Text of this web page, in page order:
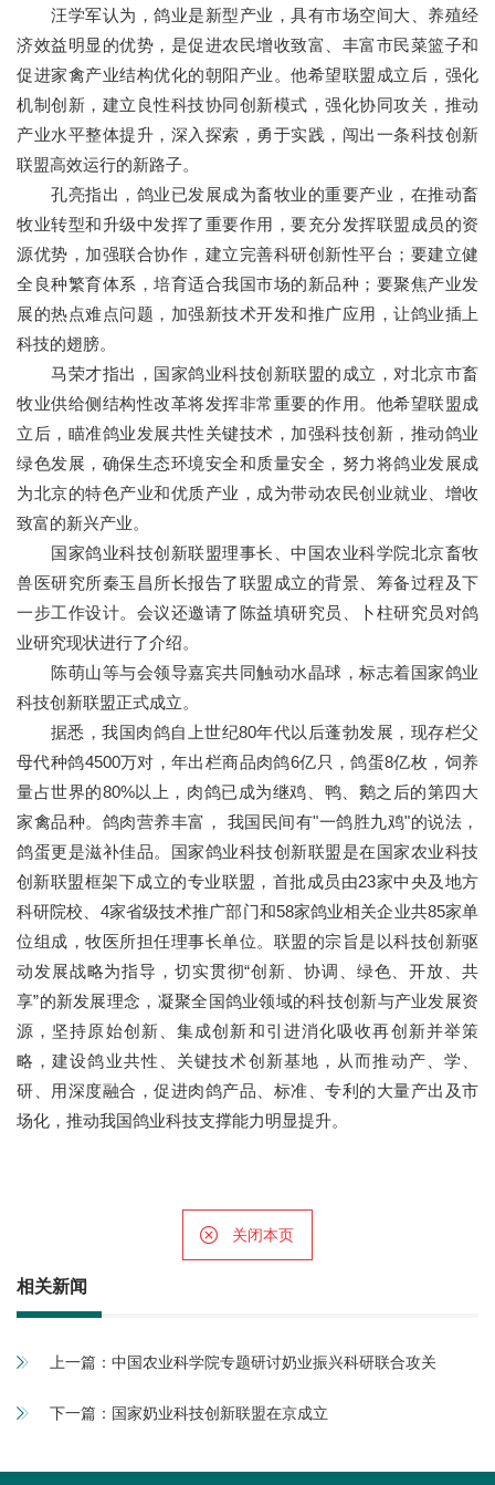
汪学军认为，鸽业是新型产业，具有市场空间大、养殖经
济效益明显的优势，是促进农民增收致富、丰富市民菜篮子和
促进家禽产业结构优化的朝阳产业。他希望联盟成立后，强化
机制创新，建立良性科技协同创新模式，强化协同攻关，推动
产业水平整体提升，深入探索，勇于实践，闯出一条科技创新
联盟高效运行的新路子。
孔亮指出，鸽业已发展成为畜牧业的重要产业，在推动畜
牧业转型和升级中发挥了重要作用，要充分发挥联盟成员的资
源优势，加强联合协作，建立完善科研创新性平台；要建立健
全良种繁育体系，培育适合我国市场的新品种；要聚焦产业发
展的热点难点问题，加强新技术开发和推广应用，让鸽业插上
科技的翅膀。
马荣才指出，国家鸽业科技创新联盟的成立，对北京市畜
牧业供给侧结构性改革将发挥非常重要的作用。他希望联盟成
立后，瞄准鸽业发展共性关键技术，加强科技创新，推动鸽业
绿色发展，确保生态环境安全和质量安全，努力将鸽业发展成
为北京的特色产业和优质产业，成为带动农民创业就业、增收
致富的新兴产业。
国家鸽业科技创新联盟理事长、中国农业科学院北京畜牧
兽医研究所秦玉昌所长报告了联盟成立的背景、筹备过程及下
一步工作设计。会议还邀请了陈益填研究员、卜柱研究员对鸽
业研究现状进行了介绍。
陈萌山等与会领导嘉宾共同触动水晶球，标志着国家鸽业
科技创新联盟正式成立。
据悉，我国肉鸽自上世纪80年代以后蓬勃发展，现存栏父
母代种鸽4500万对，年出栏商品肉鸽6亿只，鸽蛋8亿枚，饲养
量占世界的80%以上，肉鸽已成为继鸡、鸭、鹅之后的第四大
家禽品种。鸽肉营养丰富， 我国民间有"一鸽胜九鸡"的说法，
鸽蛋更是滋补佳品。国家鸽业科技创新联盟是在国家农业科技
创新联盟框架下成立的专业联盟，首批成员由23家中央及地方
科研院校、4家省级技术推广部门和58家鸽业相关企业共85家单
位组成，牧医所担任理事长单位。联盟的宗旨是以科技创新驱
动发展战略为指导，切实贯彻“创新、协调、绿色、开放、共
享”的新发展理念，凝聚全国鸽业领域的科技创新与产业发展资
源，坚持原始创新、集成创新和引进消化吸收再创新并举策
略，建设鸽业共性、关键技术创新基地，从而推动产、学、
研、用深度融合，促进肉鸽产品、标准、专利的大量产出及市
场化，推动我国鸽业科技支撑能力明显提升。
关闭本页
相关新闻
上一篇： 中国农业科学院专题研讨奶业振兴科研联合攻关
下一篇： 国家奶业科技创新联盟在京成立